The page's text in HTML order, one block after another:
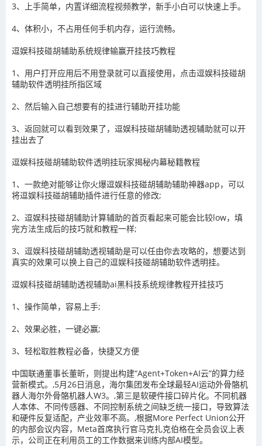
3、上手简单，内置详细流程视频教学，新手小白可以快速上手。
4、体积小，不占用任何手机内存，运行流畅。
逗娱科技碰胡辅助系统规律输赢开挂技巧教程
1、用户打开应用后不用登录就可以直接使用，点击逗娱科技碰胡
辅助软件透明挂所指区域
2、然后输入自己想要有的挂进行辅助开挂功能
3、返回就可以看到效果了， 逗娱科技碰胡辅助透视辅助就可以开
挂出去了
逗娱科技碰胡辅助软件透明挂玩家揭秘内幕秘籍教程
1、一款绝对能够让你火爆逗娱科技碰胡辅助辅助神器app，可以
将逗娱科技碰胡辅助插件进行任意的修改;
2、 逗娱科技碰胡辅助计算辅助的首页看起来可能会比较low，填
完方法生成后的技巧就和教程一样;
3、 逗娱科技碰胡辅助透视辅助是可以任由你去攻略的，想要达到
真实的效果可以换上自己的逗娱科技碰胡辅助软件透明挂。
逗娱科技碰胡辅助透视辅助ai黑科技系统规律教程开挂技巧
1、操作简单，容易上手;
2、效果必胜，一键必赢;
3、轻松取胜教程必备，快捷又方便
中国联通董事长董昕，则提出构建“Agent+Token+AI云”的算力经
营新模式。,5月26日消息，海尔集团发布全球最轻AI运动外骨骼机
器人海尔外骨骼机器人W3。,第三是软硬件接口碎片化。不同机器
人本体、不同传感器、不同控制系统之间缺乏统一接口，导致算法
和硬件反复适配，产业效率不高。,根据More Perfect Union公开
的内部会议内容，Meta首席执行官马克扎克伯格在全员会议上表
示，公司正在利用员工的工作数据来训练内部AI模型。